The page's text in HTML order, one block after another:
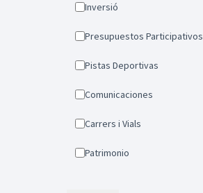
Inversió
Presupuestos Participativos
Pistas Deportivas
Comunicaciones
Carrers i Vials
Patrimonio